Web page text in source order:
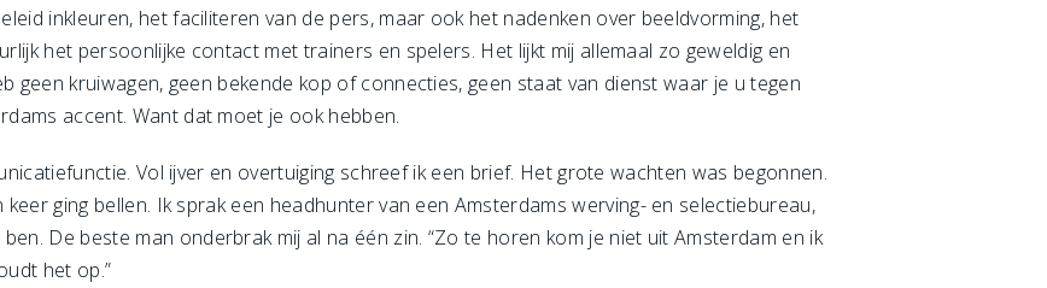
inkleuren, het faciliteren van de pers, maar ook het nadenken over beeldvorming, het
het persoonlijke contact met trainers en spelers. Het lijkt mij allemaal zo geweldig en
geen kruiwagen, geen bekende kop of connecties, geen staat van dienst waar je u tegen
accent. Want dat moet je ook hebben.
Vol ijver en overtuiging schreef ik een brief. Het grote wachten was begonnen.
ging bellen. Ik sprak een headhunter van een Amsterdams werving- en selectiebureau,
De beste man onderbrak mij al na één zin. “Zo te horen kom je niet uit Amsterdam en ik
het op.”